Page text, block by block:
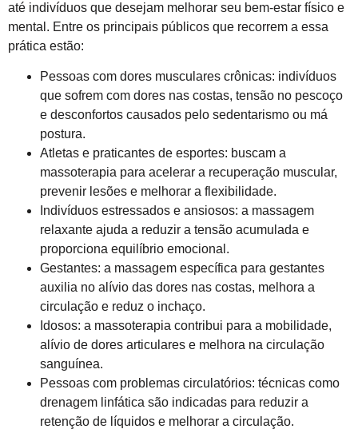
até indivíduos que desejam melhorar seu bem-estar físico e
mental. Entre os principais públicos que recorrem a essa
prática estão:
Pessoas com dores musculares crônicas: indivíduos
que sofrem com dores nas costas, tensão no pescoço
e desconfortos causados pelo sedentarismo ou má
postura.
Atletas e praticantes de esportes: buscam a
massoterapia para acelerar a recuperação muscular,
prevenir lesões e melhorar a flexibilidade.
Indivíduos estressados e ansiosos: a massagem
relaxante ajuda a reduzir a tensão acumulada e
proporciona equilíbrio emocional.
Gestantes: a massagem específica para gestantes
auxilia no alívio das dores nas costas, melhora a
circulação e reduz o inchaço.
Idosos: a massoterapia contribui para a mobilidade,
alívio de dores articulares e melhora na circulação
sanguínea.
Pessoas com problemas circulatórios: técnicas como
drenagem linfática são indicadas para reduzir a
retenção de líquidos e melhorar a circulação.